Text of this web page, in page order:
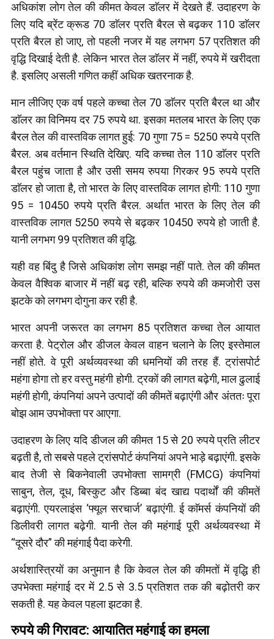
अधिकांश लोग तेल की कीमत केवल डाॅलर में देखते हैं. उदाहरण के
लिए यदि ब्रेंट क्रूड 70 डाॅलर प्रति बैरल से बढ़कर 110 डाॅलर
प्रति बैरल हो जाए, तो पहली नजर में यह लगभग 57 प्रतिशत की
वृद्धि दिखाई देती है. लेकिन भारत तेल डाॅलर में नहीं, रुपये में खरीदता
है. इसलिए असली गणित कहीं अधिक खतरनाक है.
मान लीजिए एक वर्ष पहले कच्चा तेल 70 डाॅलर प्रति बैरल था और
डाॅलर का विनिमय दर 75 रुपये था. इसका मतलब भारत के लिए एक
बैरल तेल की वास्तविक लागत हुई: 70 गुणा 75 = 5250 रुपये प्रति
बैरल. अब वर्तमान स्थिति देखिए. यदि कच्चा तेल 110 डाॅलर प्रति
बैरल पहुंच जाता है और उसी समय रुपया गिरकर 95 रुपये प्रति
डाॅलर हो जाता है, तो भारत के लिए वास्तविक लागत होगी: 110 गुणा
95 = 10450 रुपये प्रति बैरल. अर्थात भारत के लिए तेल की
वास्तविक लागत 5250 रुपये से बढ़कर 10450 रुपये हो जाती है.
यानी लगभग 99 प्रतिशत की वृद्धि.
यही वह बिंदु है जिसे अधिकांश लोग समझ नहीं पाते. तेल की कीमत
केवल वैश्विक बाजार में नहीं बढ़ रही, बल्कि रुपये की कमजोरी उस
झटके को लगभग दोगुना कर रही है.
भारत अपनी जरूरत का लगभग 85 प्रतिशत कच्चा तेल आयात
करता है. पेट्रोल और डीजल केवल वाहन चलाने के लिए इस्तेमाल
नहीं होते. वे पूरी अर्थव्यवस्था की धमनियों की तरह हैं. ट्रांसपोर्ट
महंगा होगा तो हर वस्तु महंगी होगी. ट्रकों की लागत बढ़ेगी, माल ढुलाई
महंगी होगी, कंपनियां अपने उत्पादों की कीमतें बढ़ाएंगी और अंततः पूरा
बोझ आम उपभोक्ता पर आएगा.
उदाहरण के लिए यदि डीजल की कीमत 15 से 20 रुपये प्रति लीटर
बढ़ती है, तो सबसे पहले ट्रांसपोर्ट कंपनियां अपने भाड़े बढ़ाएंगी. इसके
बाद तेजी से बिकनेवाली उपभोक्ता सामग्री (FMCG) कंपनियां
साबुन, तेल, दूध, बिस्कुट और डिब्बा बंद खाद्य पदार्थों की कीमतें
बढ़ाएंगी. एयरलाइंस ‘फ्यूल सरचार्ज’ बढ़ाएंगी. ई काॅमर्स कंपनियों की
डिलीवरी लागत बढ़ेगी. यानी तेल की महंगाई पूरी अर्थव्यवस्था में
“दूसरे दौर” की महंगाई पैदा करेगी.
अर्थशास्त्रियों का अनुमान है कि केवल तेल की कीमतों में वृद्धि ही
उपभेक्ता महंगाई दर में 2.5 से 3.5 प्रतिशत तक की बढ़ोतरी कर
सकती है. यह केवल पहला झटका है.
रुपये की गिरावट: आयातित महंगाई का हमला